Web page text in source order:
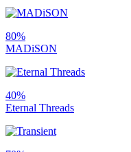
80%
MADiSON
40%
Eternal Threads